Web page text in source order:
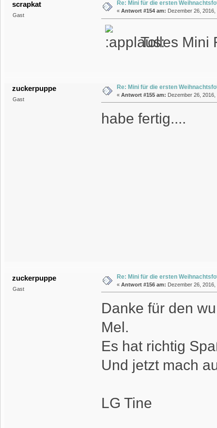
scrapkat
Gast
Re: Mini für die ersten
« Antwort #154 am: Dezember 26,
Tolles Mini
zuckerpuppe
Gast
Re: Mini für die ersten
« Antwort #155 am: Dezember 26,
habe fertig....
zuckerpuppe
Gast
Re: Mini für die ersten
« Antwort #156 am: Dezember 26,
Danke für den
Mel.
Es hat richtig
Und jetzt mach
LG Tine